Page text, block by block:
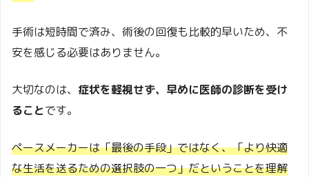
手術は短時間で済み、術後の回復も比較的早いため、不
安を感じる必要はありません。
大切なのは、 症状を軽視せず、早めに医師の診断を受け
ることです。
ペースメーカーは「最後の手段」ではなく、「より快適
な生活を送るための選択肢の一つ」だということを理解